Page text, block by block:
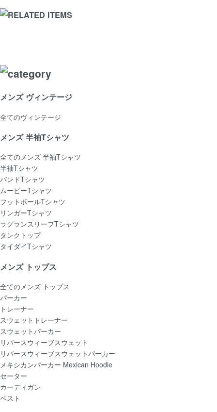
メンズ ヴィンテージ
全てのヴィンテージ
メンズ 半袖Tシャツ
全てのメンズ 半袖Tシャツ
半袖Tシャツ
バンドTシャツ
ムービーTシャツ
フットボールTシャツ
リンガーTシャツ
ラグランスリーブTシャツ
タンクトップ
タイダイTシャツ
メンズ トップス
全てのメンズ トップス
パーカー
トレーナー
スウェットトレーナー
スウェットパーカー
リバースウィーブスウェット
リバースウィーブスウェットパーカー
メキシカンパーカー Mexican Hoodie
セーター
カーディガン
ベスト